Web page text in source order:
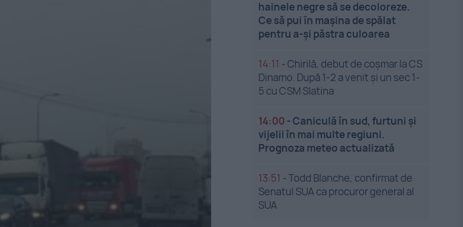
hainele negre să se decoloreze.
Ce să pui în mașina de spălat
pentru a-și păstra culoarea
14:11 -Chirilă, debut de coșmar la CS
Dinamo. După 1-2 a venit și un sec 1-
5 cu CSM Slatina
14:00 -Caniculă în sud, furtuni și
vijelii în mai multe regiuni.
Prognoza meteo actualizată
13:51 -Todd Blanche, confirmat de
Senatul SUA ca procuror general al
SUA